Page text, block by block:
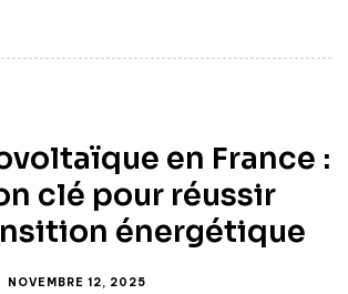
en France :
clé pour réussir
énergétique
NOVEMBRE 12, 2025